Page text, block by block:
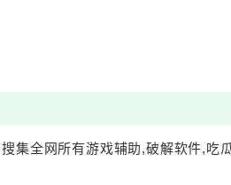
集全网所有游戏辅助,破解软件,